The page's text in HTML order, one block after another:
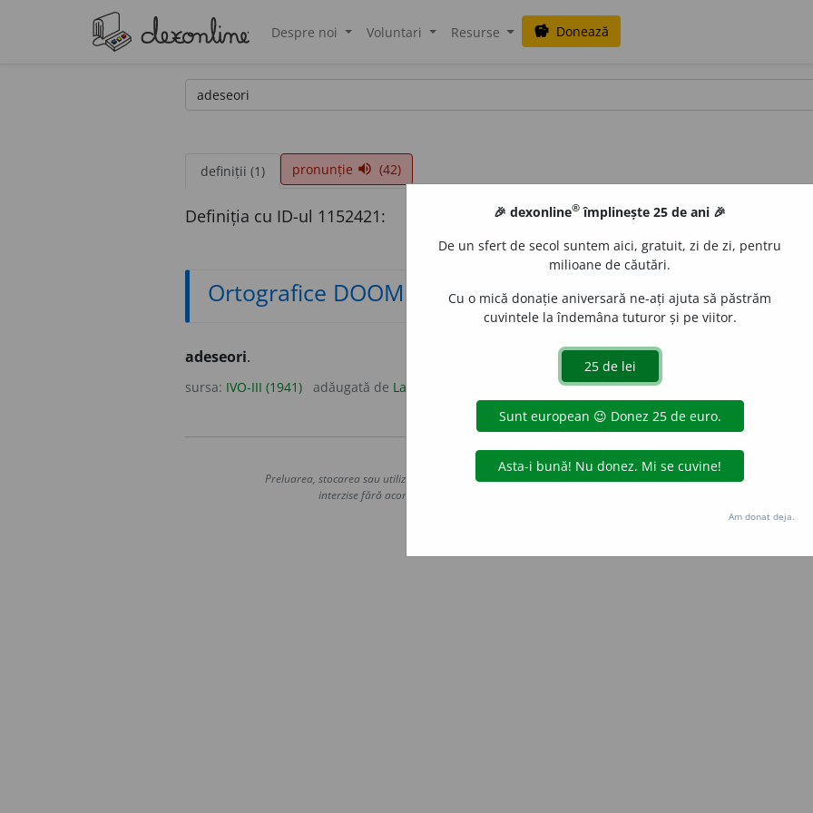
Despre noi Voluntari Resurse savings Donează
definiții (1) pronunție volume_up (42)
Definiția cu ID-ul 1152421:
Ortografice DOOM
adeseori.
sursa: IVO-III (1941) adăugată de Ladislau Strifler
Copyright © 2004-2026 dexonline (https://dexonline.ro)
Preluarea, stocarea sau utilizarea datelor de pe acest site, inclusiv prin orice metode de extragere automată
interzise fără acordul nostru prealabil scris, cu excepția seturilor de date oferite oficial spre utilizare
Hosterion
🎉 dexonline® împlinește 25 de ani 🎉
De un sfert de secol suntem aici, gratuit, zi de zi, pentru
milioane de căutări.
Cu o mică donație aniversară ne-ați ajuta să păstrăm
cuvintele la îndemâna tuturor și pe viitor.
Am donat deja.